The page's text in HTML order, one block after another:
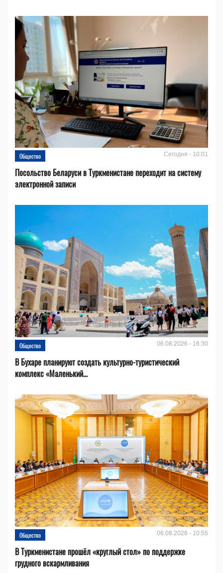
Общество Сегодня - 10:01
Посольство Беларуси в Туркменистане переходит на систему
электронной записи
Общество 06.08.2026 - 16:30
В Бухаре планируют создать культурно-туристический
комплекс «Маленький...
Общество 06.08.2026 - 10:55
В Туркменистане прошёл «круглый стол» по поддержке
грудного вскармливания